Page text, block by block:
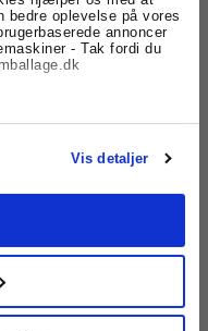
bedre oplevelse på vores
annoncer
- Tak fordi du
Vis detaljer
Vivida
af dokumenter.
med 6 gennemsigtige rum
lige her til fornuftig pris,
og eksklusive
indbakke.